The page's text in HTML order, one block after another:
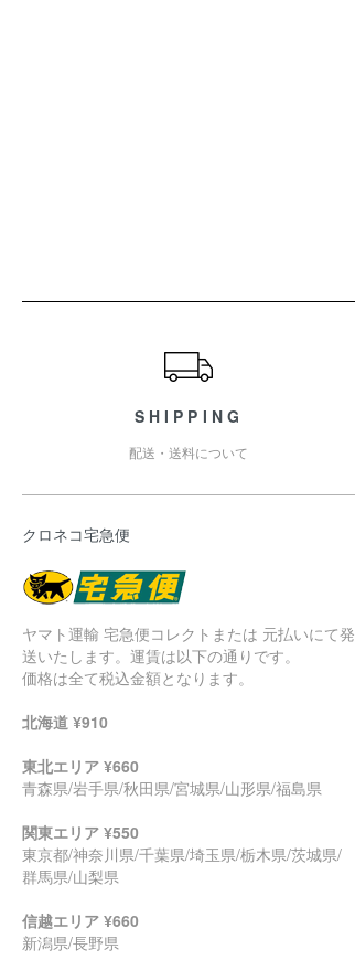
SHIPPING
配送・送料について
クロネコ宅急便
ヤマト運輸 宅急便コレクトまたは 元払いにて発
送いたします。運賃は以下の通りです。
価格は全て税込金額となります。
北海道 ¥910
東北エリア ¥660
青森県/岩手県/秋田県/宮城県/山形県/福島県
関東エリア ¥550
東京都/神奈川県/千葉県/埼玉県/栃木県/茨城県/
群馬県/山梨県
信越エリア ¥660
新潟県/長野県